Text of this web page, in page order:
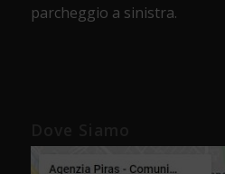
parcheggio a sinistra.